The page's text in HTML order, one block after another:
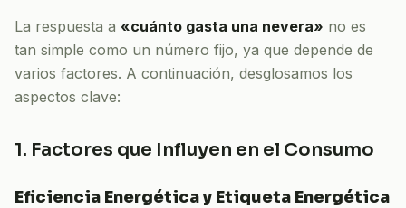
La respuesta a «cuánto gasta una nevera» no es
tan simple como un número fijo, ya que depende de
varios factores. A continuación, desglosamos los
aspectos clave:
1. Factores que Influyen en el Consumo
Eficiencia Energética y Etiqueta Energética